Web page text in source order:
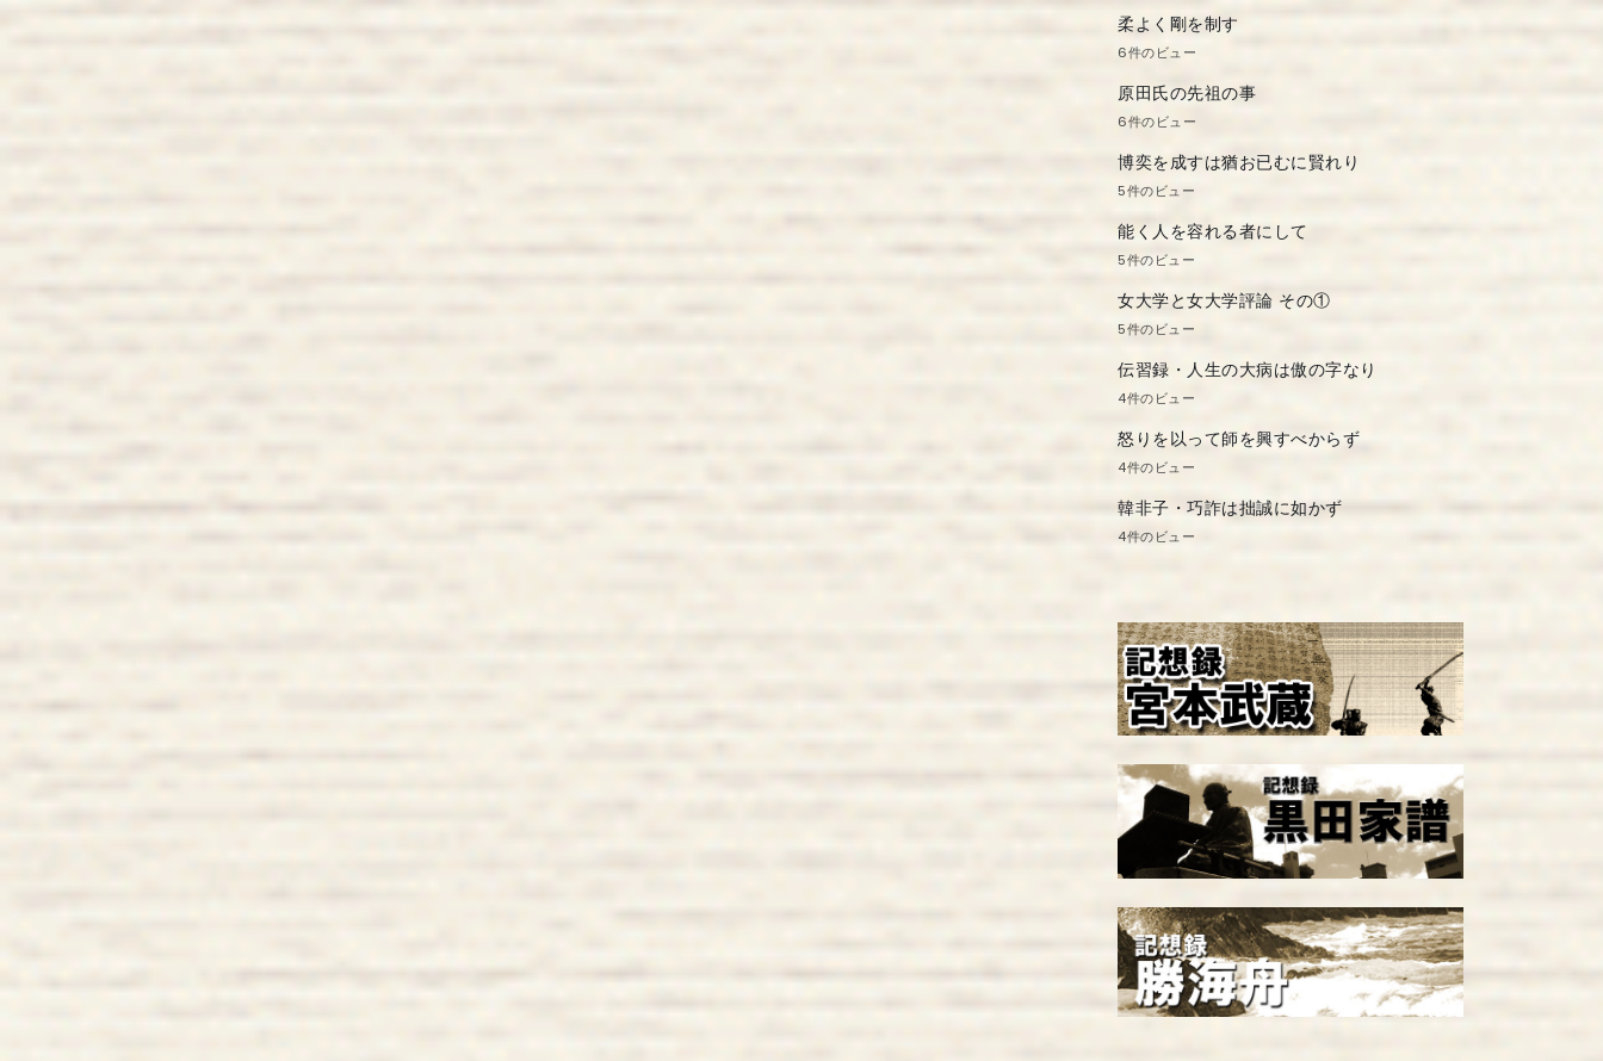
柔よく剛を制す
6件のビュー
原田氏の先祖の事
6件のビュー
博奕を成すは猶お已むに賢れり
5件のビュー
能く人を容れる者にして
5件のビュー
女大学と女大学評論 その①
5件のビュー
伝習録・人生の大病は傲の字なり
4件のビュー
怒りを以って師を興すべからず
4件のビュー
韓非子・巧詐は拙誠に如かず
4件のビュー